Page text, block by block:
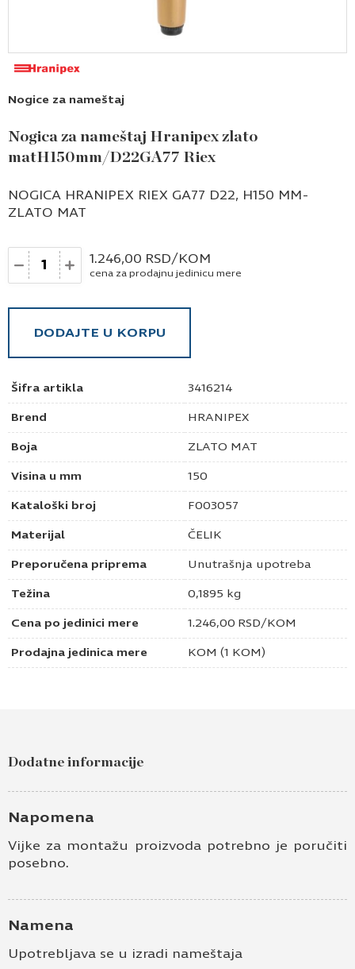
Nogice za nameštaj
Nogica za nameštaj Hranipex zlato
matH150mm/D22GA77 Riex
Šifra artikla 3416214
Brend HRANIPEX
Boja ZLATO MAT
Visina u mm 150
Kataloški broj F003057
Materijal ČELIK
Preporučena priprema Unutrašnja upotreba
Težina 0,1895 kg
Cena po jedinici mere 1.246,00 RSD/KOM
Prodajna jedinica mere KOM (1 KOM)
NOGICA HRANIPEX RIEX GA77 D22, H150 MM-
ZLATO MAT
Količina 1.246,00 RSD/KOM
cena za prodajnu jedinicu mere
DODAJTE U KORPU
Dodatne informacije
Napomena
Vijke za montažu proizvoda potrebno je poručiti
posebno.
Namena
Upotrebljava se u izradi nameštaja